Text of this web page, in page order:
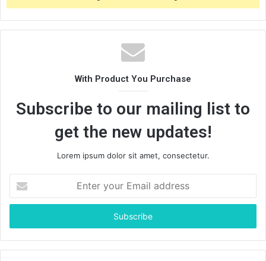
With Product You Purchase
Subscribe to our mailing list to
get the new updates!
Lorem ipsum dolor sit amet, consectetur.
t
r
y